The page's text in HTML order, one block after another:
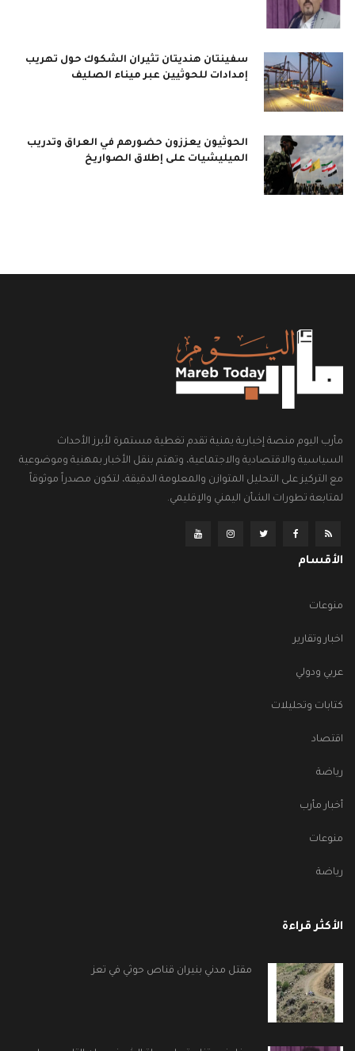
سفينتان هنديتان تثيران الشكوك حول تهريب
إمدادات للحوثيين عبر ميناء الصليف
الحوثيون يعززون حضورهم في العراق وتدريب
الميليشيات على إطلاق الصواريخ
مأرب اليوم منصة إخبارية يمنية تقدم تغطية مستمرة لأبرز الأحداث
السياسية والاقتصادية والاجتماعية، وتهتم بنقل الأخبار بمهنية وموضوعية
مع التركيز على التحليل المتوازن والمعلومة الدقيقة، لتكون مصدراً موثوقاً
لمتابعة تطورات الشأن اليمني والإقليمي.
الأقسام
منوعات
اخبار وتقارير
عربي ودولي
كتابات وتحليلات
اقتصاد
رياضة
أخبار مأرب
منوعات
رياضة
الأكثر قراءة
مقتل مدني بنيران قناص حوثي في تعز